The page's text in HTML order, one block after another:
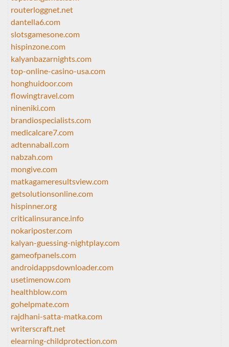
routerloggnet.net
dantella6.com
slotsgamesone.com
hispinzone.com
kalyanbazarnights.com
top-online-casino-usa.com
honghuidoor.com
flowingtravel.com
nineniki.com
brandiospecialists.com
medicalcare7.com
adtennaball.com
nabzah.com
mongive.com
matkagameresultsview.com
getsolutionsonline.com
hispinner.org
criticalinsurance.info
nokariposter.com
kalyan-guessing-nightplay.com
gameofpanels.com
androidappsdownloader.com
usetimenow.com
healthblow.com
gohelpmate.com
rajdhani-satta-matka.com
writerscraft.net
elearning-childprotection.com